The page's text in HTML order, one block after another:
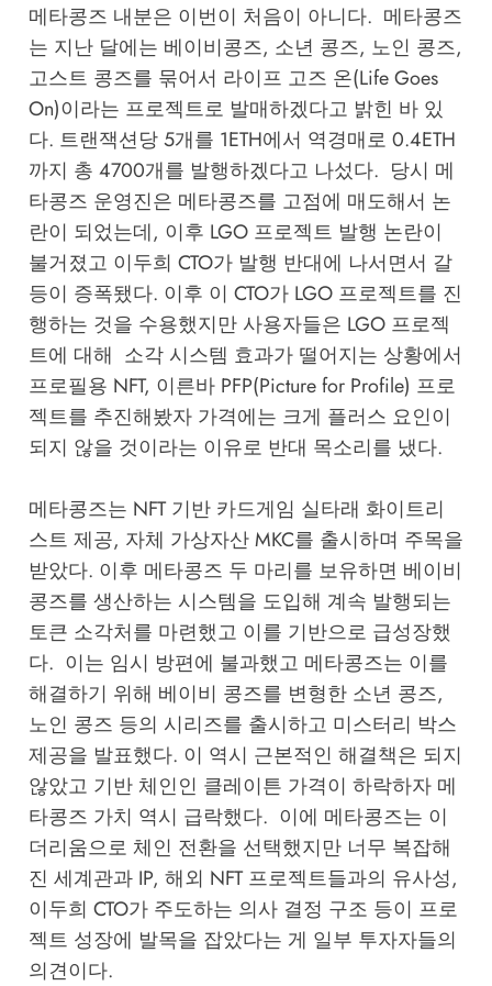
메타콩즈 내분은 이번이 처음이 아니다. 메타콩즈
는 지난 달에는 베이비콩즈, 소년 콩즈, 노인 콩즈,
고스트 콩즈를 묶어서 라이프 고즈 온(Life Goes
On)이라는 프로젝트로 발매하겠다고 밝힌 바 있
다. 트랜잭션당 5개를 1ETH에서 역경매로 0.4ETH
까지 총 4700개를 발행하겠다고 나섰다. 당시 메
타콩즈 운영진은 메타콩즈를 고점에 매도해서 논
란이 되었는데, 이후 LGO 프로젝트 발행 논란이
불거졌고 이두희 CTO가 발행 반대에 나서면서 갈
등이 증폭됐다. 이후 이 CTO가 LGO 프로젝트를 진
행하는 것을 수용했지만 사용자들은 LGO 프로젝
트에 대해 소각 시스템 효과가 떨어지는 상황에서
프로필용 NFT, 이른바 PFP(Picture for Profile) 프로
젝트를 추진해봤자 가격에는 크게 플러스 요인이
되지 않을 것이라는 이유로 반대 목소리를 냈다.
메타콩즈는 NFT 기반 카드게임 실타래 화이트리
스트 제공, 자체 가상자산 MKC를 출시하며 주목을
받았다. 이후 메타콩즈 두 마리를 보유하면 베이비
콩즈를 생산하는 시스템을 도입해 계속 발행되는
토큰 소각처를 마련했고 이를 기반으로 급성장했
다. 이는 임시 방편에 불과했고 메타콩즈는 이를
해결하기 위해 베이비 콩즈를 변형한 소년 콩즈,
노인 콩즈 등의 시리즈를 출시하고 미스터리 박스
제공을 발표했다. 이 역시 근본적인 해결책은 되지
않았고 기반 체인인 클레이튼 가격이 하락하자 메
타콩즈 가치 역시 급락했다. 이에 메타콩즈는 이
더리움으로 체인 전환을 선택했지만 너무 복잡해
진 세계관과 IP, 해외 NFT 프로젝트들과의 유사성,
이두희 CTO가 주도하는 의사 결정 구조 등이 프로
젝트 성장에 발목을 잡았다는 게 일부 투자자들의
의견이다.